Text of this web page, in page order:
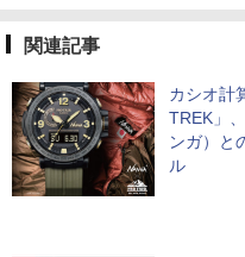
関連記事
カシオ計
TREK」
ンガ）と
ル